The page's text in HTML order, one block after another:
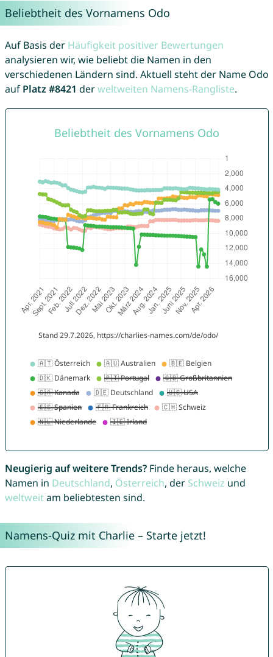
Beliebtheit des Vornamens Odo
Auf Basis der Häufigkeit positiver Bewertungen
analysieren wir, wie beliebt die Namen in den
verschiedenen Ländern sind. Aktuell steht der Name Odo
auf Platz #8421 derweltweiten Namens-Rangliste.
Neugierig auf weitere Trends?Finde heraus, welche
Namen in Deutschland, Österreich, der Schweiz und
weltweitam beliebtesten sind.
Namens-Quiz mit Charlie – Starte jetzt!